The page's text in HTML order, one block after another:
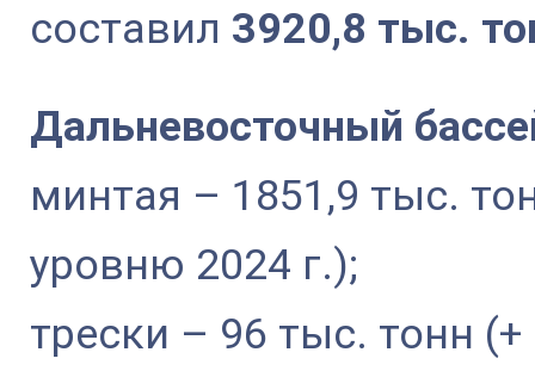
составил 3920,8 тыс.
Дальневосточный
минтая – 1851,9 тыс.
уровню 2024 г.);
трески – 96 тыс. тонн